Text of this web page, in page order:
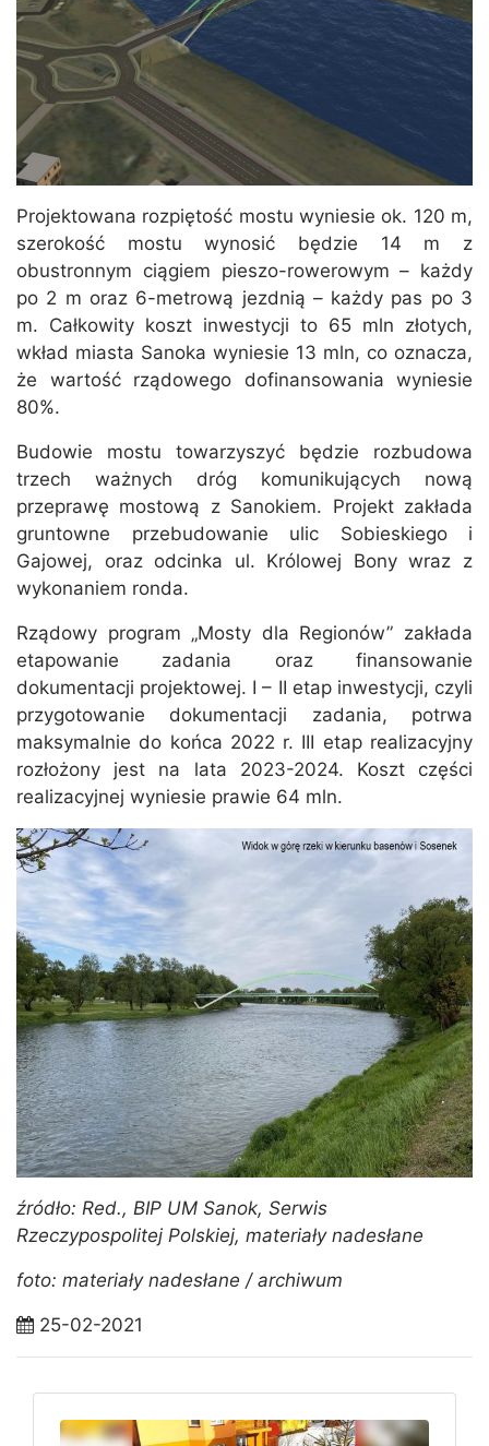
Projektowana rozpiętość mostu wyniesie ok. 120 m,
szerokość mostu wynosić będzie 14 m z
obustronnym ciągiem pieszo-rowerowym – każdy
po 2 m oraz 6-metrową jezdnią – każdy pas po 3
m. Całkowity koszt inwestycji to 65 mln złotych,
wkład miasta Sanoka wyniesie 13 mln, co oznacza,
że wartość rządowego dofinansowania wyniesie
80%.
Budowie mostu towarzyszyć będzie rozbudowa
trzech ważnych dróg komunikujących nową
przeprawę mostową z Sanokiem. Projekt zakłada
gruntowne przebudowanie ulic Sobieskiego i
Gajowej, oraz odcinka ul. Królowej Bony wraz z
wykonaniem ronda.
Rządowy program „Mosty dla Regionów” zakłada
etapowanie zadania oraz finansowanie
dokumentacji projektowej. I – II etap inwestycji, czyli
przygotowanie dokumentacji zadania, potrwa
maksymalnie do końca 2022 r. III etap realizacyjny
rozłożony jest na lata 2023-2024. Koszt części
realizacyjnej wyniesie prawie 64 mln.
źródło: Red., BIP UM Sanok, Serwis
Rzeczypospolitej Polskiej, materiały nadesłane
foto: materiały nadesłane / archiwum
25-02-2021